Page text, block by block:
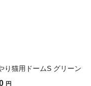
り猫用ドームS グリーン
円